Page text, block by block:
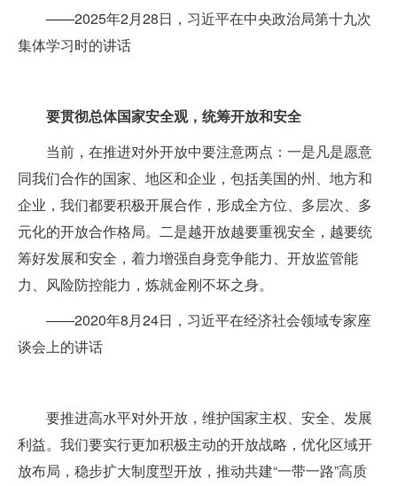
——2025年2月28日，习近平在中央政治局第十九次
集体学习时的讲话
要贯彻总体国家安全观，统筹开放和安全
当前，在推进对外开放中要注意两点：一是凡是愿意
同我们合作的国家、地区和企业，包括美国的州、地方和
企业，我们都要积极开展合作，形成全方位、多层次、多
元化的开放合作格局。二是越开放越要重视安全，越要统
筹好发展和安全，着力增强自身竞争能力、开放监管能
力、风险防控能力，炼就金刚不坏之身。
——2020年8月24日，习近平在经济社会领域专家座
谈会上的讲话
要推进高水平对外开放，维护国家主权、安全、发展
利益。我们要实行更加积极主动的开放战略，优化区域开
放布局，稳步扩大制度型开放，推动共建“一带一路”高质